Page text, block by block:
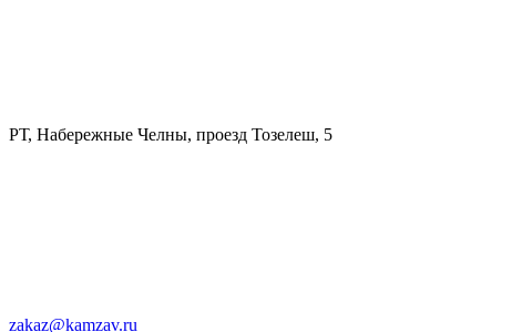
РТ, Набережные Челны, проезд Тозелеш, 5
zakaz@kamzav.ru